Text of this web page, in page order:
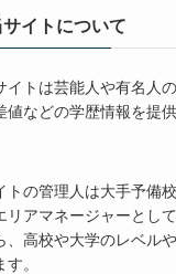
サイトについて
イトは芸能人や有名人
値などの学歴情報を提供
トの管理人は大手予備
リアマネージャーとし
、高校や大学のレベル
す。